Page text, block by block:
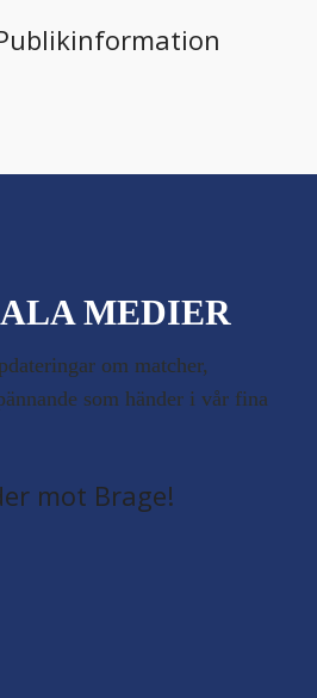
MEDIER
om matcher,
som händer i vår fina
mot Brage!